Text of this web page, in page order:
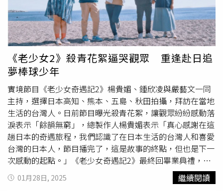
得的香腸臘肉收了，把這種易壞的留下給環衛工人吃，看到
我放的肉被你們知道我很開心，知道不會浪費掉了。」海舟
表示，貴州到黑龍江要走很多天，如果臭掉了很可惜，她也
很感謝父母的心意，並請網友放心，自己每個月都會給父母
生活費。網友認為，不管這批年貨價值多少，裡面蘊含的情
感不該如此被捨棄；也有人藉機表達不同意見，認為這是
「強塞的愛」，指「去年給的還在冰箱，如何處理確實讓人
頭疼」、「長途的話，車裡開暖氣帶這些，真的會變質。而
且好多都是年前弄的年貨，天冷還能放，在車裡20多度的暖
風密閉空間，幾個小時就有味了」。
《老少女2》殺青花絮逼哭觀眾 重逢赴日追
夢棒球少年
實境節目《老少女奇遇記2》楊貴媚、鍾欣凌與嚴藝文一同
主持，選擇日本高知、熊本、五島、秋田拍攝，拜訪在當地
生活的台灣人。日前節目曝光殺青花絮，讓觀眾紛紛感動落
淚表示「餘韻無窮」，總製作人楊貴媚表示「真心感謝在這
趟日本的奇遇旅程，我們認識了在日本生活的台灣人和喜愛
台灣的日本人，節目播完了，這是故事的終點，但也是下一
次感動的起點。」《老少女奇遇記2》最終回畢業典禮，包
括高知、熊本、五島、秋田的受訪者都相約見面。（圖／桂
田文創提供）問及楊貴媚最印象深刻的一段體驗，她坦言完
01月28日, 2025 繼續閱讀